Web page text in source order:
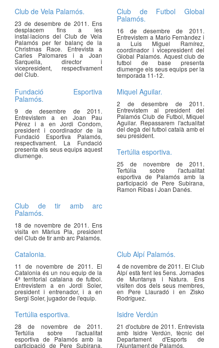
Club de Vela Palamós.
23 de desembre de 2011. Ens
desplacem fins a les
instal·lacions del Club de Vela
Palamós per fer balanç de la
Christmas Race. Entrevista a
Carles Palomares i a Joan
Sarquella, director i
vicepresident, respectivament
del Club.
Club de Futbol Global
Palamós.
16 de desembre de 2011.
Entrevistem a Mario Fernàndez i
a Luis Miguel Ramírez,
coordinador i vicepresident del
Global Palamós. Aquest club de
futbol de base presenta
diumenge els seus equips per la
temporada 11-12.
Fundació Esportiva
Palamós.
9 de desembre de 2011.
Entrevistem a en Joan Pau
Pérez i a en Jordi Condom,
president i coordinador de la
Fundació Esportiva Palamós,
respectivament. La Fundació
presenta els seus equips aquest
diumenge.
Miquel Aguilar.
2 de desembre de 2011.
Entrevistem al president del
Palamós Club de Futbol, Miquel
Aguilar. Repassarem l'actualitat
del degà del futbol català amb el
seu president.
Tertúlia esportiva.
25 de novembre de 2011.
Tertúlia sobre l'actualitat
esportiva de Palamós amb la
participació de Pere Subirana,
Ramon Ribas i Joan Danés.
Club de tir amb arc
Palamós.
18 de novembre de 2011. Ens
visita en Màrius Pla, president
del Club de tir amb arc Palamós.
Catalonia.
11 de novembre de 2011. El
Catalonia és un nou equip de la
4ª territorial catalana de futbol.
Entrevistem a en Jordi Soler,
president i entrenador, i a en
Sergi Soler, jugador de l'equip.
Club Alpí Palamós.
4 de novembre de 2011. El Club
Alpí està fent les 5ens. Jornades
de Muntanya i Natura. Ens
visiten dos dels seus membres,
en Pere Llauradó i en Zisko
Rodríguez.
Tertúlia esportiva.
28 de novembre de 2011.
Tertúlia sobre l'actualitat
esportiva de Palamós amb la
participació de Pere Subirana,
Isidre Verdún
21 d'octubre de 2011. Entrevista
amb Isidre Verdún, tècnic del
Departament d'Esports de
l'Ajuntament de Palamós.